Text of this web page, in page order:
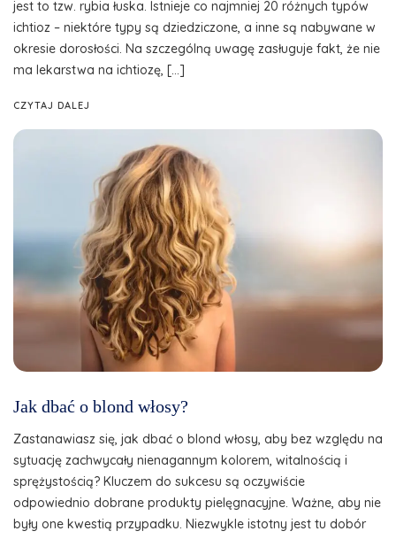
jest to tzw. rybia łuska. Istnieje co najmniej 20 różnych typów
ichtioz – niektóre typy są dziedziczone, a inne są nabywane w
okresie dorosłości. Na szczególną uwagę zasługuje fakt, że nie
ma lekarstwa na ichtiozę, […]
CZYTAJ DALEJ
Jak dbać o blond włosy?
Zastanawiasz się, jak dbać o blond włosy, aby bez względu na
sytuację zachwycały nienagannym kolorem, witalnością i
sprężystością? Kluczem do sukcesu są oczywiście
odpowiednio dobrane produkty pielęgnacyjne. Ważne, aby nie
były one kwestią przypadku. Niezwykle istotny jest tu dobór